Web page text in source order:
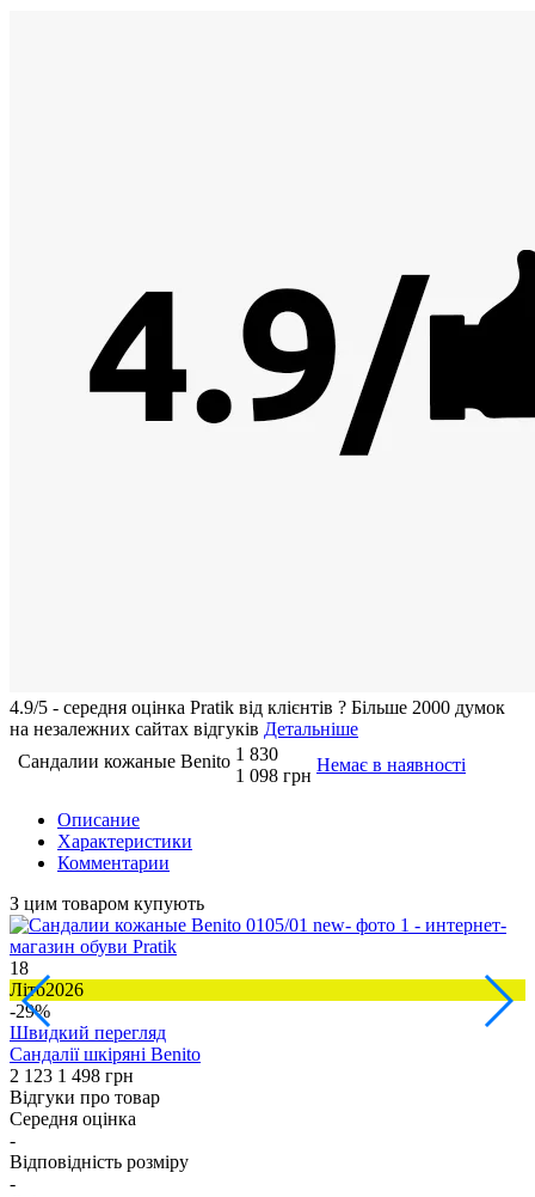
4.9/5 - середня оцiнка Pratik вiд клієнтів ? Більше 2000 думок
на незалежних сайтах відгуків Детальніше
Сандалии кожаные Benito 1 830
1 098 грн
Немає в наявності
Описание
Характеристики
Комментарии
З цим товаром купують
18
Літо2026
-29%
Швидкий перегляд
Сандалії шкіряні Benito
2 123 1 498 грн
Відгуки про товар
Середня оцінка
-
Відповідність розміру
-